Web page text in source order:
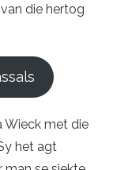
die hertog
Wieck met die
het agt